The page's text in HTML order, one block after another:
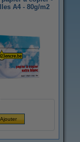
A4 - 80g/m2